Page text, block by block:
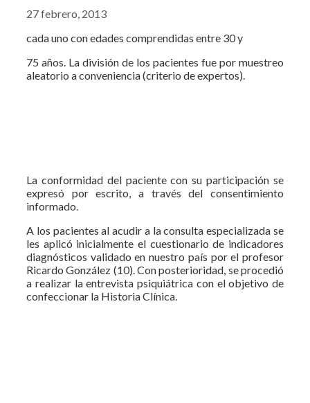
27 febrero, 2013
cada uno con edades comprendidas entre 30 y
75 años. La división de los pacientes fue por muestreo
aleatorio a conveniencia (criterio de expertos).
La conformidad del paciente con su participación se
expresó por escrito, a través del consentimiento
informado.
A los pacientes al acudir a la consulta especializada se
les aplicó inicialmente el cuestionario de indicadores
diagnósticos validado en nuestro país por el profesor
Ricardo González (10). Con posterioridad, se procedió
a realizar la entrevista psiquiátrica con el objetivo de
confeccionar la Historia Clínica.